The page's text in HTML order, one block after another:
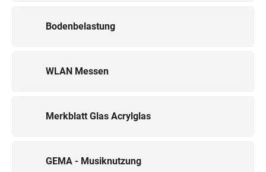
Bodenbelastung
WLAN Messen
Merkblatt Glas Acrylglas
GEMA - Musiknutzung